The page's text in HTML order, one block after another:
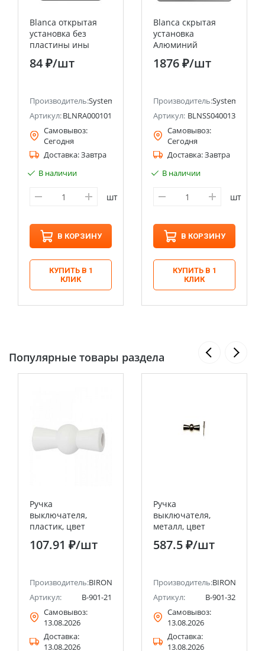
(ранее Schneider Electric)
Blanca открытая
установка без
пластины ины
Белый Розетка без
заземления, 16А
84 ₽/шт
Производитель:Systeme Electric (ранее Schneider Electric)
Артикул:BLNRA000101
Самовывоз:
Сегодня
Доставка:Завтра
В наличии
шт
В КОРЗИНУ
КУПИТЬ В 1
КЛИК
Blanca скрытая
установка
Алюминий
Светорегулятор
(диммер)
Systeme Electric
(Schneider Electric)
1876 ₽/шт
Производитель:Systeme
Артикул: BLNSS040013
Самовывоз:
Сегодня
Доставка:Завтра
В наличии
шт
В КОРЗИНУ
КУПИТЬ В 1
КЛИК
Популярные товары раздела
Ручка
выключателя,
пластик, цвет
белый Bironi
107.91 ₽/шт
Производитель:BIRONI
Артикул:
B-901-21
Самовывоз:
13.08.2026
Доставка:
13.08.2026
Ручка
выключателя,
металл, цвет
бронза Bironi
587.5 ₽/шт
Производитель:BIRONI
Артикул:
B-901-32
Самовывоз:
13.08.2026
Доставка:
13.08.2026